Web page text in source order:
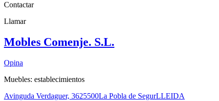
Contactar
Llamar
Mobles Comenje. S.L.
Opina
Muebles: establecimientos
Avinguda Verdaguer, 3625500La Pobla de SegurLLEIDA